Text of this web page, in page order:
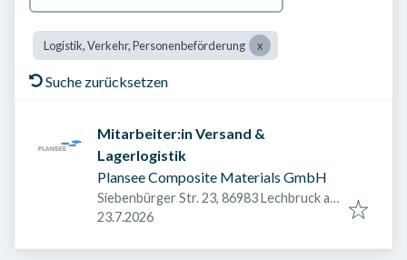
Logistik, Verkehr, Personenbeförderung
Suche zurücksetzen
Mitarbeiter:in Versand &
Lagerlogistik
Plansee Composite Materials GmbH
Siebenbürger Str. 23, 86983 Lechbruck am
See, Deutschland
Veröffentlicht am
23.7.2026